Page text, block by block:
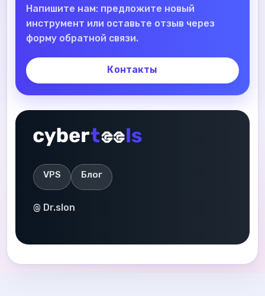
Напишите нам: предложите новый
инструмент или оставьте отзыв через
форму обратной связи.
Контакты
VPS Блог
@ Dr.slon